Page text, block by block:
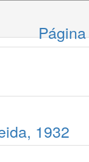
1932